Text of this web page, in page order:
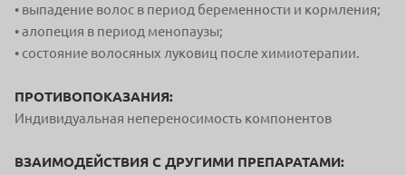
• выпадение волос в период беременности и кормления;
• алопеция в период менопаузы;
• состояние волосяных луковиц после химиотерапии.
ПРОТИВОПОКАЗАНИЯ:
Индивидуальная непереносимость компонентов
ВЗАИМОДЕЙСТВИЯ С ДРУГИМИ ПРЕПАРАТАМИ: